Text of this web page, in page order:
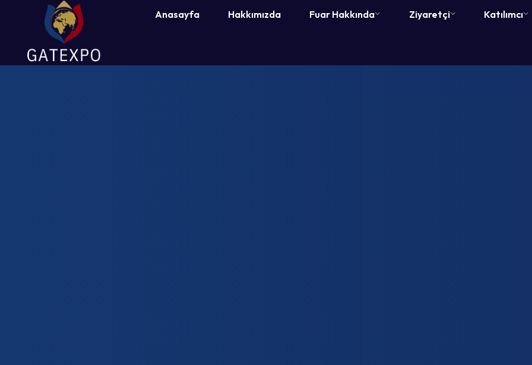
Anasayfa Hakkımızda Fuar Hakkında Ziyaretçi Katılımcı